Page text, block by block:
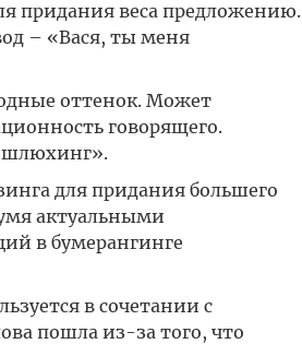
придания веса предложению.
– «Вася, ты меня
оттенок. Может
говорящего.
для придания большего
актуальными
в бумерангинге
в сочетании с
пошла из-за того, что